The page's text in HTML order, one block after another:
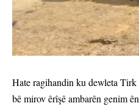
Hate ragihandin ku dewleta
bê mirov êrîşê ambarên genim